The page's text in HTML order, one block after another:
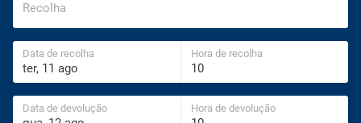
Recolha
Data de recolha Hora de recolha
Data de devolução Hora de devolução